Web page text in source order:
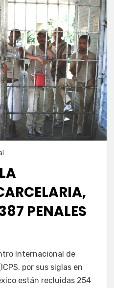
PENALES
Internacional de
por sus siglas en
están recluidas 254